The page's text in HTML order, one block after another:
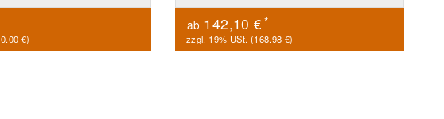
0.00 €)
ab 142,10 €*
zzgl. 19% USt. (168.98 €)